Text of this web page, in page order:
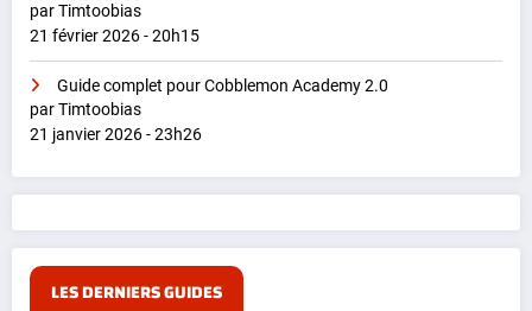
par Timtoobias
21 février 2026 - 20h15
Guide complet pour Cobblemon Academy 2.0
par Timtoobias
21 janvier 2026 - 23h26
LES DERNIERS GUIDES